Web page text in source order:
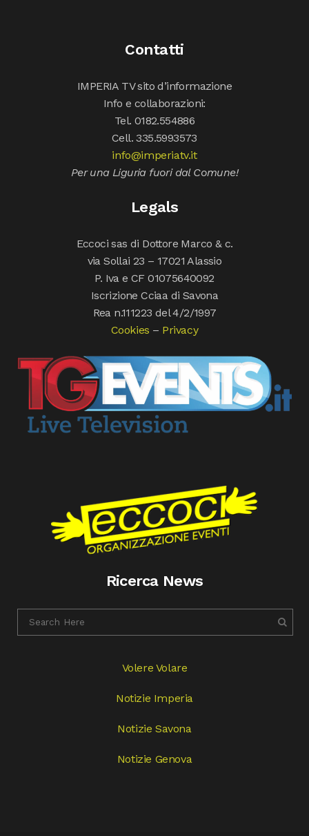
Contatti
IMPERIA TV sito d’informazione
Info e collaborazioni:
Tel. 0182.554886
Cell. 335.5993573
info@imperiatv.it
Per una Liguria fuori dal Comune!
Legals
Eccoci sas di Dottore Marco & c.
via Sollai 23 – 17021 Alassio
P. Iva e CF 01075640092
Iscrizione Cciaa di Savona
Rea n.111223 del 4/2/1997
Cookies – Privacy
Ricerca News
Volere Volare
Notizie Imperia
Notizie Savona
Notizie Genova